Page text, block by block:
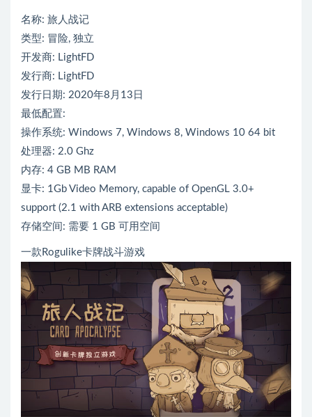
名称: 旅人战记
类型: 冒险, 独立
开发商: LightFD
发行商: LightFD
发行日期: 2020年8月13日
最低配置:
操作系统: Windows 7, Windows 8, Windows 10 64 bit
处理器: 2.0 Ghz
内存: 4 GB MB RAM
显卡: 1Gb Video Memory, capable of OpenGL 3.0+
support (2.1 with ARB extensions acceptable)
存储空间: 需要 1 GB 可用空间
一款Rogulike卡牌战斗游戏